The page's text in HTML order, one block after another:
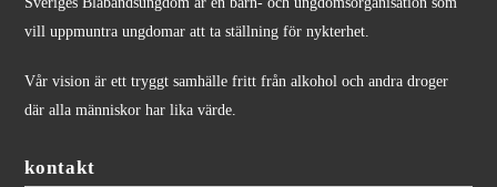
vill uppmuntra ungdomar att ta ställning för nykterhet.
Vår vision är ett tryggt samhälle fritt från alkohol och andra droger
där alla människor har lika värde.
kontakt